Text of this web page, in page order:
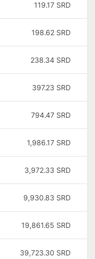
119.17 SRD
198.62 SRD
238.34 SRD
397.23 SRD
794.47 SRD
1,986.17 SRD
3,972.33 SRD
9,930.83 SRD
19,861.65 SRD
39,723.30 SRD